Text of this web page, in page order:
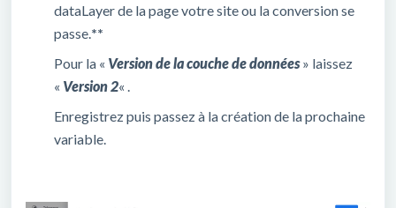
dataLayer de la page votre site ou la conversion se
passe. **
Pour la « Version de la couche de données» laissez
« Version 2« .
Enregistrez puis passez à la création de la prochaine
variable.